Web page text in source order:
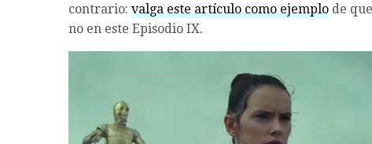
contrario: valga este artículo como ejemplo de
no en este Episodio IX.